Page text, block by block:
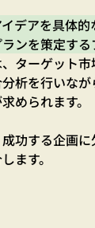
イデアを具体的
ンを策定する
ターゲット
析を行いな
められます。
功する企画
ます。